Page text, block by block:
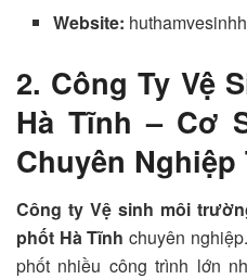
Website:
2. Công Ty Vệ
Hà Tĩnh – Cơ
Chuyên Nghiệp
Công ty Vệ sinh môi
phốt Hà Tĩnh chuyên
phốt nhiều công trình lớn